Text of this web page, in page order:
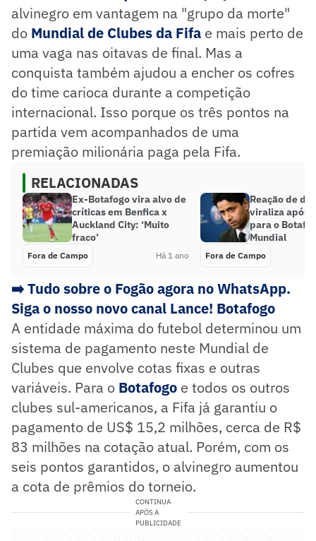
alvinegro em vantagem na "grupo da morte"
do Mundial de Clubes da Fifa e mais perto de
uma vaga nas oitavas de final. Mas a
conquista também ajudou a encher os cofres
do time carioca durante a competição
internacional. Isso porque os três pontos na
partida vem acompanhados de uma
premiação milionária paga pela Fifa.
RELACIONADAS
Ex-Botafogo vira alvo de
críticas em Benfica x
Auckland City: ‘Muito
fraco’
Fora de Campo Há 1 ano
Reação de
viraliza após
para o
Mundial
Fora de Campo
➡️ Tudo sobre o Fogão agora no WhatsApp.
Siga o nosso novo canal Lance! Botafogo
A entidade máxima do futebol determinou um
sistema de pagamento neste Mundial de
Clubes que envolve cotas fixas e outras
variáveis. Para o Botafogo e todos os outros
clubes sul-americanos, a Fifa já garantiu o
pagamento de US$ 15,2 milhões, cerca de R$
83 milhões na cotação atual. Porém, com os
seis pontos garantidos, o alvinegro aumentou
a cota de prêmios do torneio.
CONTINUA
APÓS A
PUBLICIDADE